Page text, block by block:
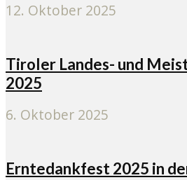
12. Oktober 2025
Tiroler Landes- und
2025
6. Oktober 2025
Erntedankfest 2025 in